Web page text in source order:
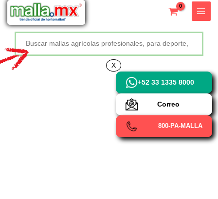
contenido
X
+52 800 726 2552
+52 33 1335 8000
Correo
800-PA-MALLA
X